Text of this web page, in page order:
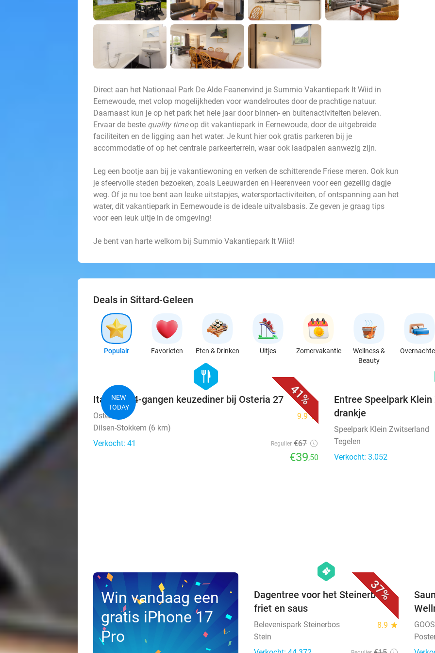
Direct aan het Nationaal Park De Alde Feanenvind je Summio Vakantiepark It Wiid in
Eernewoude, met volop mogelijkheden voor wandelroutes door de prachtige natuur.
Daarnaast kun je op het park het hele jaar door binnen- en buitenactiviteiten beleven.
Ervaar de beste quality timeop dit vakantiepark in Eernewoude, door de uitgebreide
faciliteiten en de ligging aan het water. Je kunt hier ook gratis parkeren bij je
accommodatie of op het centrale parkeerterrein, waar ook laadpalen aanwezig zijn.
Leg een bootje aan bij je vakantiewoning en verken de schitterende Friese meren. Ook kun
je sfeervolle steden bezoeken, zoals Leeuwarden en Heerenveen voor een gezellig dagje
weg. Of je nu toe bent aan leuke uitstapjes, watersportactiviteiten, of ontspanning aan het
water, dit vakantiepark in Eernewoude is de ideale uitvalsbasis. Ze geven je graag tips
voor een leuk uitje in de omgeving!
Je bent van harte welkom bij Summio Vakantiepark It Wiid!
Deals in Sittard-Geleen
Populair Favorieten Eten & Drinken Uitjes Zomervakantie
Wellness &
Beauty
41%
NEW
TODAY
hexagon
food
Italiaans 4-gangen keuzediner bij Osteria 27
Osteria 27 9.9star
Dilsen-Stokkem (6 km)
Verkocht: 41
Regulier €67
€39,50
Entree Speelpark
drankje
Speelpark Klein Zwitserland
Tegelen
Verkocht: 3.052
Win vandaag een
gratis iPhone 17
Pro
37%
hexagon
events
Dagentree voor het Steinerbos +
friet en saus
Belevenispark Steinerbos 8.9 star
Stein